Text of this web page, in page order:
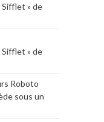
» de
» de
Roboto
sous un